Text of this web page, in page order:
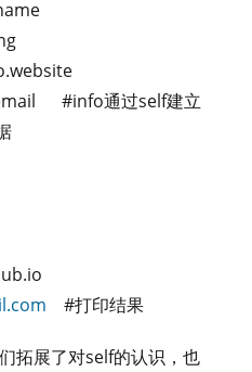
#info通过self建立
#打印结果
拓展了对self的认识，也